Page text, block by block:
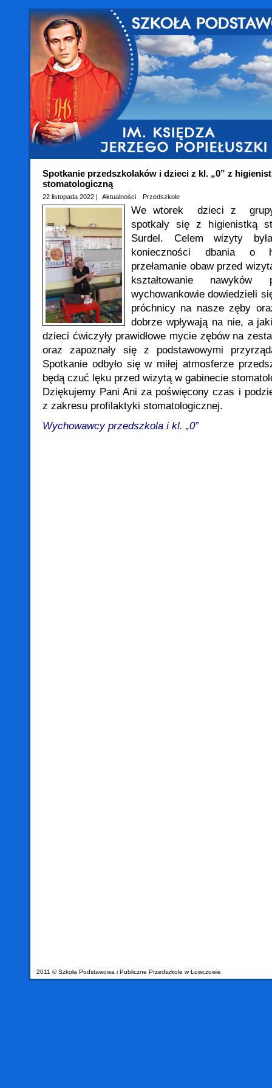
Spotkanie przedszkolaków i dzieci z kl. „0” z
stomatologiczną
22 listopada 2022 | Aktualności Przedszkole
We wtorek dzieci z grupy
spotkały się z higienistką
Surdel. Celem wizyty
konieczności dbania o
przełamanie obaw przed
kształtowanie nawyków
wychowankowie dowiedzieli
próchnicy na nasze zęby
dobrze wpływają na nie, a
dzieci ćwiczyły prawidłowe mycie zębów na
oraz zapoznały się z podstawowymi
Spotkanie odbyło się w miłej atmosferze
będą czuć lęku przed wizytą w gabinecie
Dziękujemy Pani Ani za poświęcony czas i
z zakresu profilaktyki stomatologicznej.
Wychowawcy przedszkola i kl. „0”
2011 © Szkoła Podstawowa i Publiczne Przedszkole w Łowczowie